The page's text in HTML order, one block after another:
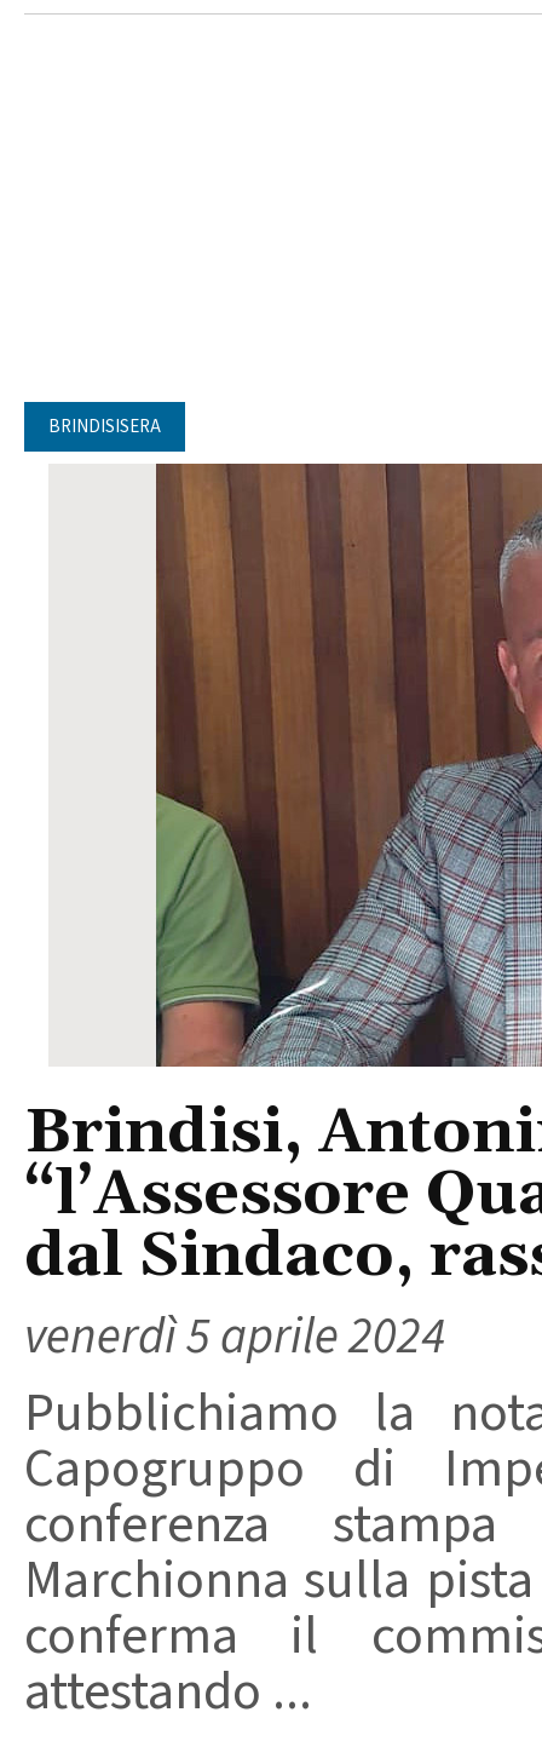
BRINDISISERA
Brindisi,
“l’Assessore
dal Sindaco,
venerdì 5 aprile 2024
Pubblichiamo la
Capogruppo di
conferenza
Marchionna sulla
conferma il
attestando ...